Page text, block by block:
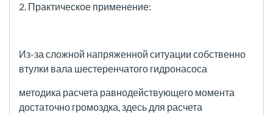
2. Практическое применение:
Из-за сложной напряженной ситуации собственно
втулки вала шестеренчатого гидронасоса
методика расчета равнодействующего момента
достаточно громоздка, здесь для расчета